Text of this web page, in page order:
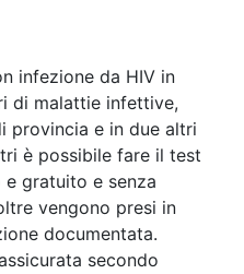
infezione da HIV in
di malattie infettive,
provincia e in due altri
è possibile fare il test
gratuito e senza
vengono presi in
documentata.
secondo